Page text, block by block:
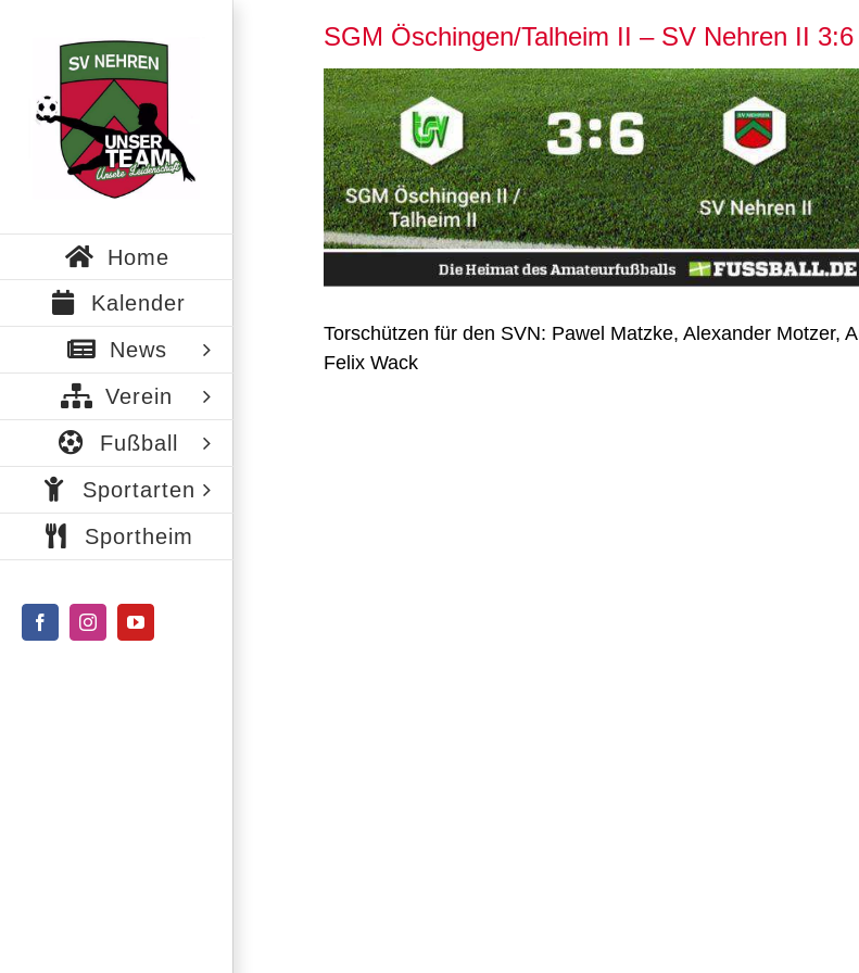
springen
Home
Kalender
News
Verein
Fußball
Sportarten
Sportheim
FacebookInstagramYouTube
SGM Öschingen/Talheim II – SV Nehren II 3:6
Zeige
grösseres
Bild
Torschützen für den SVN: Pawel Matzke, Alexander Motzer,
Felix Wack